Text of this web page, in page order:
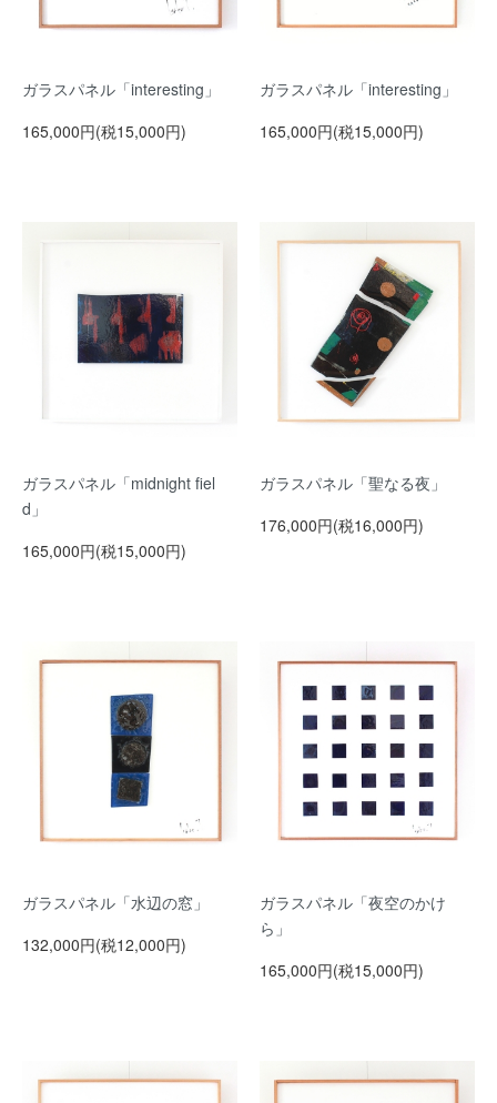
ガラスパネル「interesting」
165,000円(税15,000円)
ガラスパネル「interesting」
165,000円(税15,000円)
ガラスパネル「midnight fiel
d」
165,000円(税15,000円)
ガラスパネル「聖なる夜」
176,000円(税16,000円)
ガラスパネル「水辺の窓」
132,000円(税12,000円)
ガラスパネル「夜空のかけ
ら」
165,000円(税15,000円)